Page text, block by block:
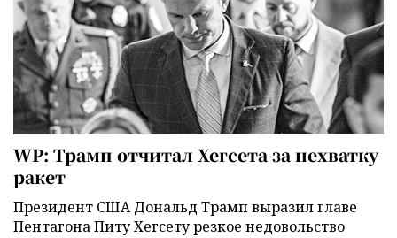
WP: Трамп отчитал Хегсета за нехватку
ракет
Президент США Дональд Трамп выразил главе
Пентагона Питу Хегсету резкое недовольство